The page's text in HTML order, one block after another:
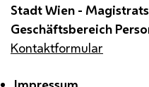
Stadt Wien -
Geschäftsbereich
Kontaktformular